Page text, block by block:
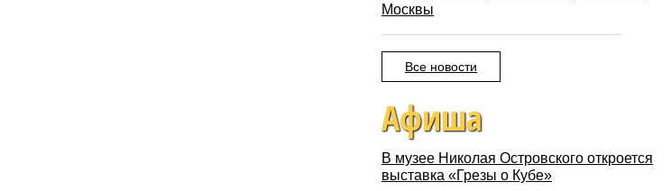
Москвы
Все новости
Афиша
В музее Николая Островского откроется
выставка «Грезы о Кубе»